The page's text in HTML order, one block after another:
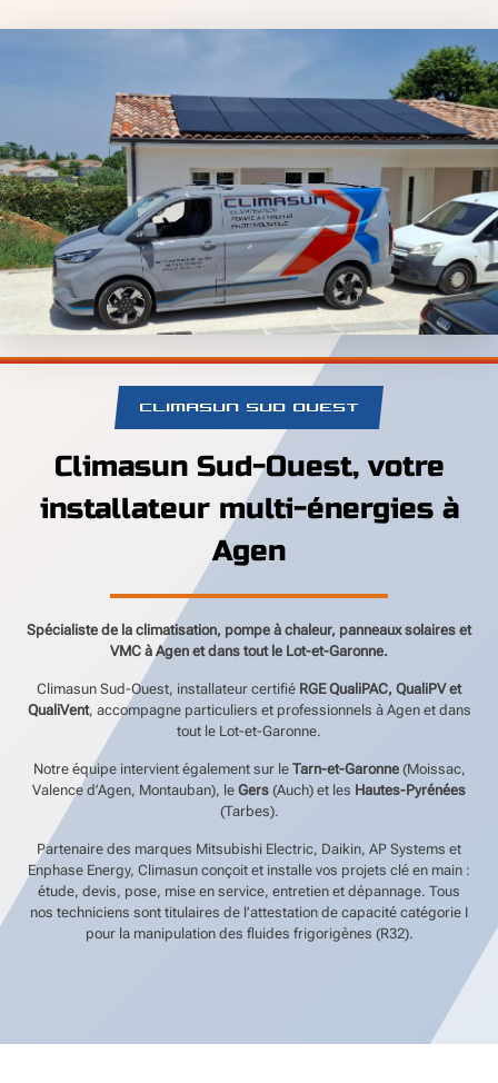
CLIMASUN SUD OUEST
Climasun Sud-Ouest, votre
installateur multi-énergies à
Agen
Spécialiste de la climatisation, pompe à chaleur, panneaux solaires et
VMC à Agen et dans tout le Lot-et-Garonne.
Climasun Sud-Ouest, installateur certifié RGE QualiPAC, QualiPV et
QualiVent, accompagne particuliers et professionnels à Agen et dans
tout le Lot-et-Garonne.
Notre équipe intervient également sur le Tarn-et-Garonne(Moissac,
Valence d’Agen, Montauban), le Gers (Auch) et les Hautes-Pyrénées
(Tarbes).
Partenaire des marques Mitsubishi Electric, Daikin, AP Systems et
Enphase Energy, Climasun conçoit et installe vos projets clé en main :
étude, devis, pose, mise en service, entretien et dépannage. Tous
nos techniciens sont titulaires de l’attestation de capacité catégorie I
pour la manipulation des fluides frigorigènes (R32).